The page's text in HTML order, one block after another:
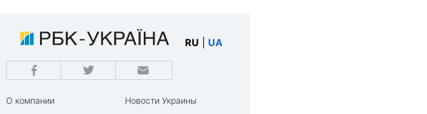
RU UA
О компании
Новости Украины